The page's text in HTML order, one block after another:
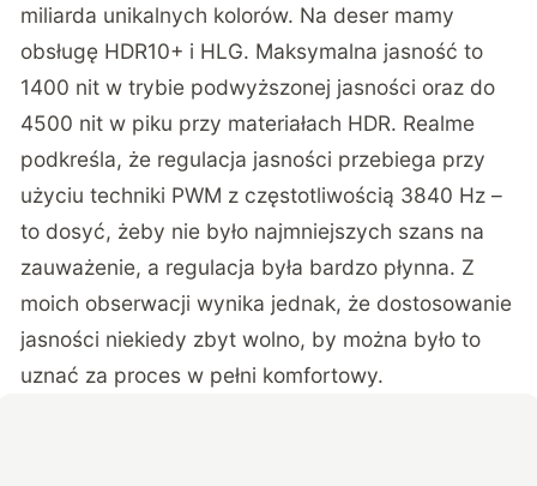
miliarda unikalnych kolorów. Na deser mamy
obsługę HDR10+ i HLG. Maksymalna jasność to
1400 nit w trybie podwyższonej jasności oraz do
4500 nit w piku przy materiałach HDR. Realme
podkreśla, że regulacja jasności przebiega przy
użyciu techniki PWM z częstotliwością 3840 Hz –
to dosyć, żeby nie było najmniejszych szans na
zauważenie, a regulacja była bardzo płynna. Z
moich obserwacji wynika jednak, że dostosowanie
jasności niekiedy zbyt wolno, by można było to
uznać za proces w pełni komfortowy.